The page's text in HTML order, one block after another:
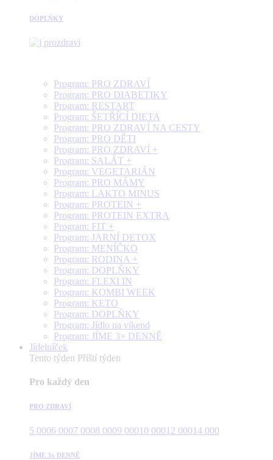
DOPLŇKY
Program: PRO ZDRAVÍ
Program: PRO DIABETIKY
Program: RESTART
Program: ŠETŘÍCÍ DIETA
Program: PRO ZDRAVÍ NA CESTY
Program: PRO DĚTI
Program: PRO ZDRAVÍ +
Program: SALÁT +
Program: VEGETARIÁN
Program: PRO MÁMY
Program: LAKTO MINUS
Program: PROTEIN +
Program: PROTEIN EXTRA
Program: FIT +
Program: JARNÍ DETOX
Program: MENÍČKO
Program: RODINA +
Program: DOPLŇKY
Program: FLEXI IN
Program: KOMBI WEEK
Program: KETO
Program: DOPLŇKY
Program: Jídlo na víkend
Program: JÍME 3× DENNĚ
Jídelníček
Tento týden Příští týden
Pro každý den
PRO ZDRAVÍ
5 0006 0007 0008 0009 00010 00012 00014 000
JÍME 3x DENNĚ